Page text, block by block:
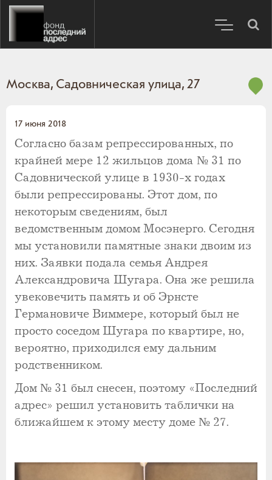
Москва, Садовническая улица, 27
17 июня 2018
Согласно базам репрессированных, по
крайней мере 12 жильцов дома № 31 по
Садовнической улице в 1930-х годах
были репрессированы. Этот дом, по
некоторым сведениям, был
ведомственным домом Мосэнерго. Сегодня
мы установили памятные знаки двоим из
них. Заявки подала семья Андрея
Александровича Шугара. Она же решила
увековечить память и об Эрнсте
Германовиче Виммере, который был не
просто соседом Шугара по квартире, но,
вероятно, приходился ему дальним
родственником.
Дом № 31 был снесен, поэтому «Последний
адрес» решил установить таблички на
ближайшем к этому месту доме № 27.